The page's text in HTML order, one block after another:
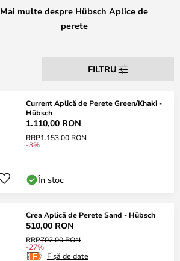
Mai multe despre Hübsch Aplice de
perete
FILTRU
Current Aplică de Perete Green/Khaki -
Hübsch
1.110,00 RON
RRP1.153,00 RON
-3%
În stoc
Crea Aplică de Perete Sand - Hübsch
510,00 RON
RRP702,00 RON
-27%
Fișă de date